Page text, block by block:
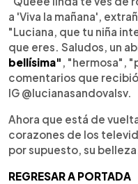
a 'Viva la mañana',
"Luciana, que tu niña
que eres. Saludos, un
bellísima" , "hermosa",
comentarios que
IG @lucianasandovalsv.
Ahora que está de
corazones de los
por supuesto, su
REGRESAR A PORTADA